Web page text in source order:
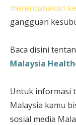
merencanakan
gangguan
Baca disini
Malaysia
Untuk informasi
Malaysia kamu
sosial media